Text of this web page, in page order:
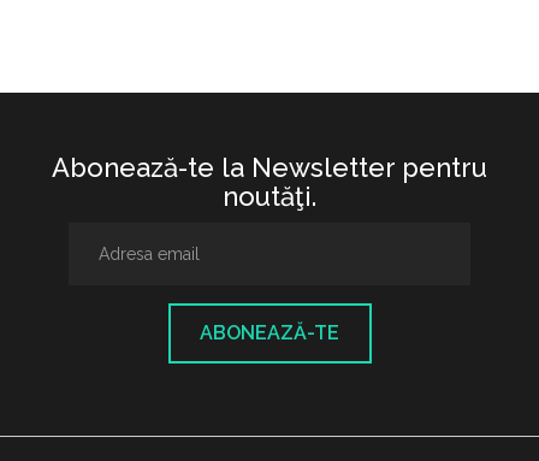
Abonează-te la Newsletter pentru
noutăţi.
ABONEAZĂ-TE